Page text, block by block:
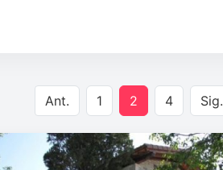
Ant. 1 2 4 Sig.